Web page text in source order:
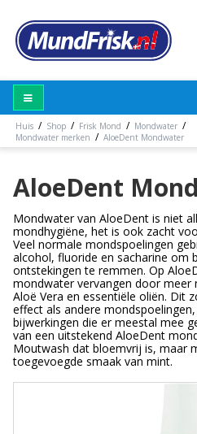
Huis / Shop / Frisk Mond / Mondwater /
Mondwater merken / AloeDent Mondwater
AloeDent
Mondwater van AloeDent is niet
mondhygiëne, het is ook zacht
Veel normale mondspoelingen
alcohol, fluoride en sacharine om
ontstekingen te remmen. Op
mondwater vervangen door meer
Aloë Vera en essentiële oliën. Dit
effect als andere
bijwerkingen die er meestal mee
van een uitstekend AloeDent
Moutwash dat bloemvrij is, maar
toegevoegde smaak van mint.